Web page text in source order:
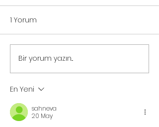
1 Yorum
Bir yorum yazın...
En Yeni
sahneva
20 May